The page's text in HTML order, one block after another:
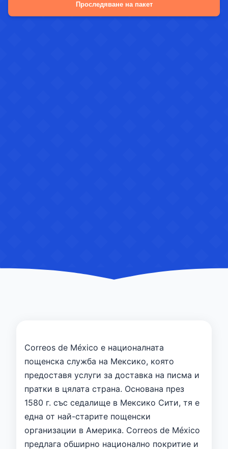
Проследяване на пакет
Correos de México е националната
пощенска служба на Мексико, която
предоставя услуги за доставка на писма и
пратки в цялата страна. Основана през
1580 г. със седалище в Мексико Сити, тя е
една от най-старите пощенски
организации в Америка. Correos de México
предлага обширно национално покритие и